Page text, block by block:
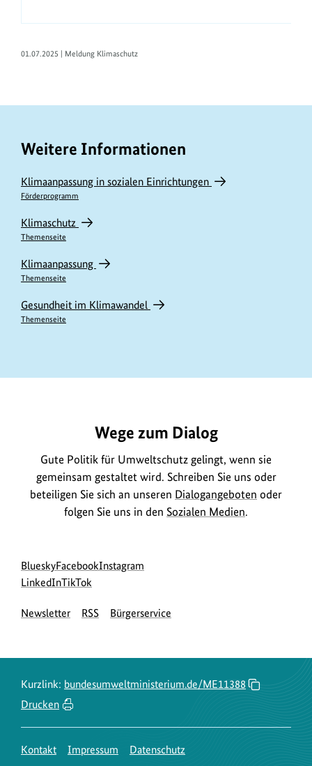
01.07.2025 | Meldung Klimaschutz
Weitere Informationen
Klimaanpassung in sozialen Einrichtungen
Förderprogramm
Klimaschutz
Themenseite
Klimaanpassung
Themenseite
Gesundheit im Klimawandel
Themenseite
Wege zum Dialog
Gute Politik für Umweltschutz gelingt, wenn sie
gemeinsam gestaltet wird. Schreiben Sie uns oder
beteiligen Sie sich an unseren Dialogangeboten oder
folgen Sie uns in den Sozialen Medien.
Social
Media
Blueskyzur
Bluesky-
des
Facebookzur
des
Instagram
des
LinkedInzur
Seite
zur
Seite
TikTok
Newsletter RSS Bürgerservice
Kurzlink: bundesumweltministerium.de/ME11388
Drucken
Kontakt Impressum
Datenschutz